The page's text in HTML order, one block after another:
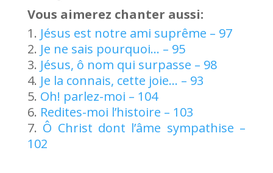
Vous aimerez chanter aussi:
Jésus est notre ami suprême – 97
Je ne sais pourquoi… – 95
Jésus, ô nom qui surpasse – 98
Je la connais, cette joie… – 93
Oh! parlez-moi – 104
Redites-moi l’histoire – 103
Ô Christ dont l’âme sympathise –
102